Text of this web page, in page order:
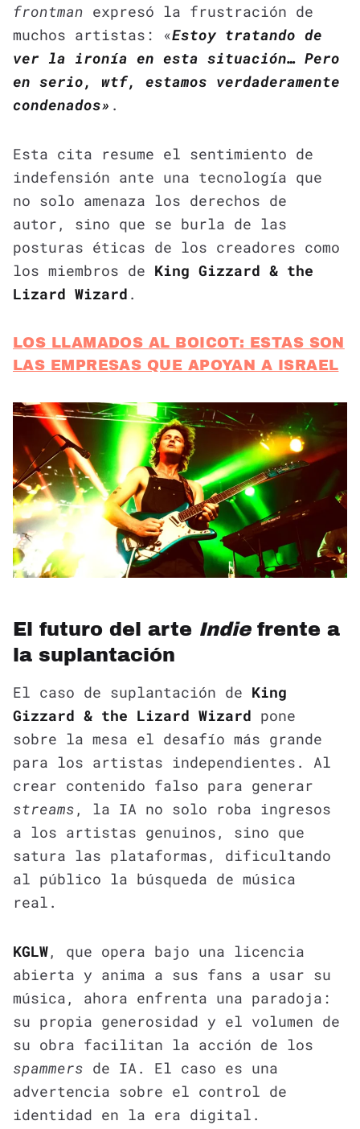
frontman expresó la frustración de
muchos artistas: «Estoy tratando de
ver la ironía en esta situación… Pero
en serio, wtf, estamos verdaderamente
condenados» .
Esta cita resume el sentimiento de
indefensión ante una tecnología que
no solo amenaza los derechos de
autor, sino que se burla de las
posturas éticas de los creadores como
los miembros de King Gizzard & the
Lizard Wizard .
LOS LLAMADOS AL BOICOT: ESTAS SON
LAS EMPRESAS QUE APOYAN A ISRAEL
El futuro del arte Indiefrente a
la suplantación
El caso de suplantación de King
Gizzard & the Lizard Wizard pone
sobre la mesa el desafío más grande
para los artistas independientes. Al
crear contenido falso para generar
streams , la IA no solo roba ingresos
a los artistas genuinos, sino que
satura las plataformas, dificultando
al público la búsqueda de música
real.
KGLW, que opera bajo una licencia
abierta y anima a sus fans a usar su
música, ahora enfrenta una paradoja:
su propia generosidad y el volumen de
su obra facilitan la acción de los
spammers de IA. El caso es una
advertencia sobre el control de
identidad en la era digital.